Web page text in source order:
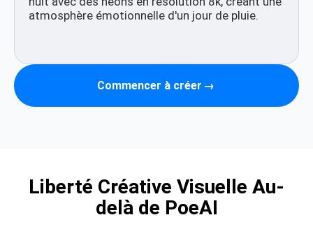
Commencer à créer →
Liberté Créative Visuelle Au-
delà de PoeAI